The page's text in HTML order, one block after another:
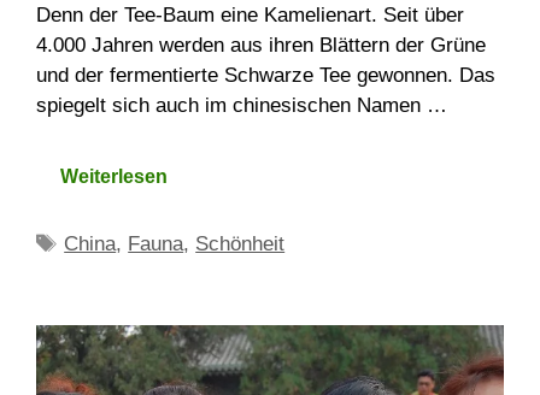
Denn der Tee-Baum eine Kamelienart. Seit über
4.000 Jahren werden aus ihren Blättern der Grüne
und der fermentierte Schwarze Tee gewonnen. Das
spiegelt sich auch im chinesischen Namen …
Weiterlesen
Schlagwörter
China, Fauna, Schönheit